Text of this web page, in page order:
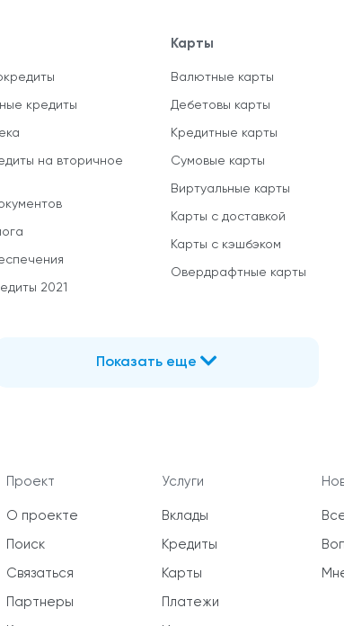
кредиты
на вторичное
2021
Карты
Валютные карты
Дебетовы карты
Кредитные карты
Сумовые карты
Виртуальные карты
Карты с доставкой
Карты с кэшбэком
Овердрафтные карты
Показать еще
Проект
О проекте
Поиск
Связаться
Партнеры
Услуги
Вклады
Кредиты
Карты
Платежи